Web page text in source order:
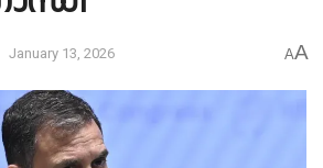
January 13, 2026 AA